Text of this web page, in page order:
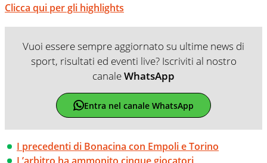
Clicca qui per gli highlights
Vuoi essere sempre aggiornato su ultime news di
sport, risultati ed eventi live? Iscriviti al nostro
canaleWhatsApp
Entra nel canale WhatsApp
I precedenti di Bonacina con Empoli e Torino